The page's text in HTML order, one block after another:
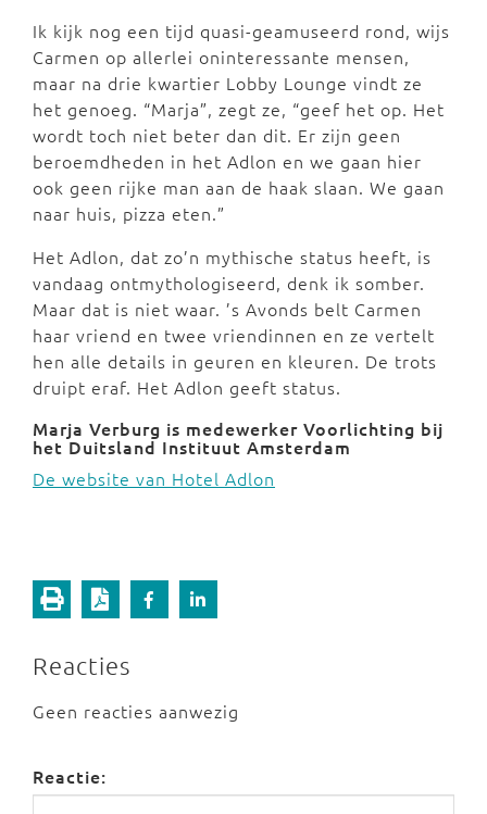
Ik kijk nog een tijd quasi-geamuseerd rond, wijs
Carmen op allerlei oninteressante mensen,
maar na drie kwartier Lobby Lounge vindt ze
het genoeg. “Marja”, zegt ze, “geef het op. Het
wordt toch niet beter dan dit. Er zijn geen
beroemdheden in het Adlon en we gaan hier
ook geen rijke man aan de haak slaan. We gaan
naar huis, pizza eten.”
Het Adlon, dat zo’n mythische status heeft, is
vandaag ontmythologiseerd, denk ik somber.
Maar dat is niet waar. ’s Avonds belt Carmen
haar vriend en twee vriendinnen en ze vertelt
hen alle details in geuren en kleuren. De trots
druipt eraf. Het Adlon geeft status.
Marja Verburg is medewerker Voorlichting bij
hetDuitsland Instituut Amsterdam
De website van Hotel Adlon
Reacties
Geen reacties aanwezig
Reactie: